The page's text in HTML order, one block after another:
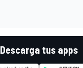
Descarga tus apps